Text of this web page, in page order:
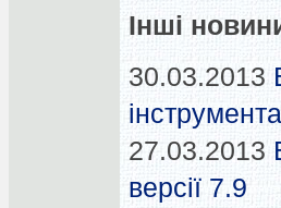
Інші
30.03.2013
27.03.2013
версії 7.9